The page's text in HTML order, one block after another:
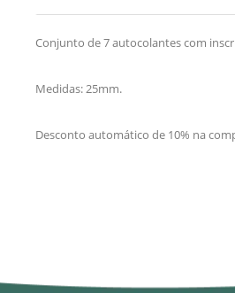
Conjunto de 7 autocolantes com
Medidas: 25mm.
Desconto automático de 10% na